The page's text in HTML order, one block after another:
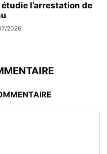
l’arrestation de
2026